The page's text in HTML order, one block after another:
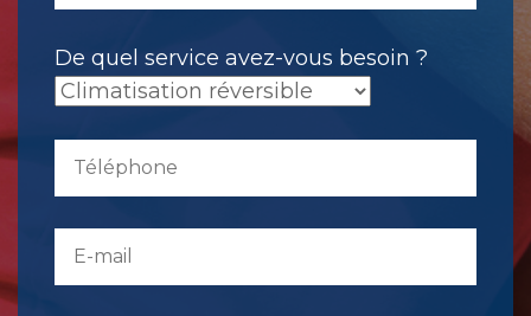
De quel service avez-vous besoin ?